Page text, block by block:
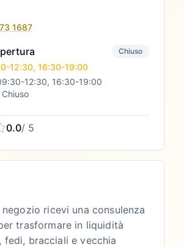
1687
Chiuso
12:30, 16:30-19:00
12:30, 16:30-19:00
0.0/ 5
ricevi una consulenza
trasformare in liquidità
bracciali e vecchia